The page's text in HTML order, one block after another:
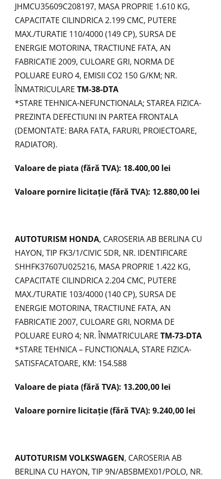
JHMCU35609C208197, MASA PROPRIE 1.610 KG,
CAPACITATE CILINDRICA 2.199 CMC, PUTERE
MAX./TURATIE 110/4000 (149 CP), SURSA DE
ENERGIE MOTORINA, TRACTIUNE FATA, AN
FABRICATIE 2009, CULOARE GRI, NORMA DE
POLUARE EURO 4, EMISII CO2 150 G/KM; NR.
ÎNMATRICULARE TM-38-DTA
*STARE TEHNICA-NEFUNCTIONALA; STAREA FIZICA-
PREZINTA DEFECTIUNI IN PARTEA FRONTALA
(DEMONTATE: BARA FATA, FARURI, PROIECTOARE,
RADIATOR).
Valoare de piata (fără TVA): 18.400,00 lei
Valoare pornire licitație (fără TVA): 12.880,00 lei
AUTOTURISM HONDA, CAROSERIA AB BERLINA CU
HAYON, TIP FK3/1/CIVIC 5DR, NR. IDENTIFICARE
SHHFK37607U025216, MASA PROPRIE 1.422 KG,
CAPACITATE CILINDRICA 2.204 CMC, PUTERE
MAX./TURATIE 103/4000 (140 CP), SURSA DE
ENERGIE MOTORINA, TRACTIUNE FATA, AN
FABRICATIE 2007, CULOARE GRI, NORMA DE
POLUARE EURO 4; NR. ÎNMATRICULARE TM-73-DTA
*STARE TEHNICA – FUNCTIONALA, STARE FIZICA-
SATISFACATOARE, KM: 154.588
Valoare de piata (fără TVA): 13.200,00 lei
Valoare pornire licitație (fără TVA): 9.240,00 lei
AUTOTURISM VOLKSWAGEN, CAROSERIA AB
BERLINA CU HAYON, TIP 9N/ABSBMEX01/POLO, NR.